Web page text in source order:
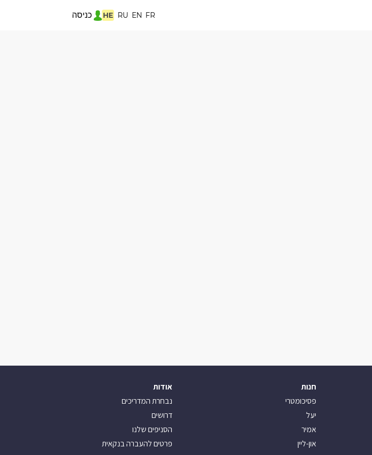
HE RU EN FR כניסה
חנות
פסיכומטרי
יעל
אמיר
און-ליין
אודות
נבחרת המדריכים
דרושים
הסניפים שלנו
פרטים להעברה בנקאית